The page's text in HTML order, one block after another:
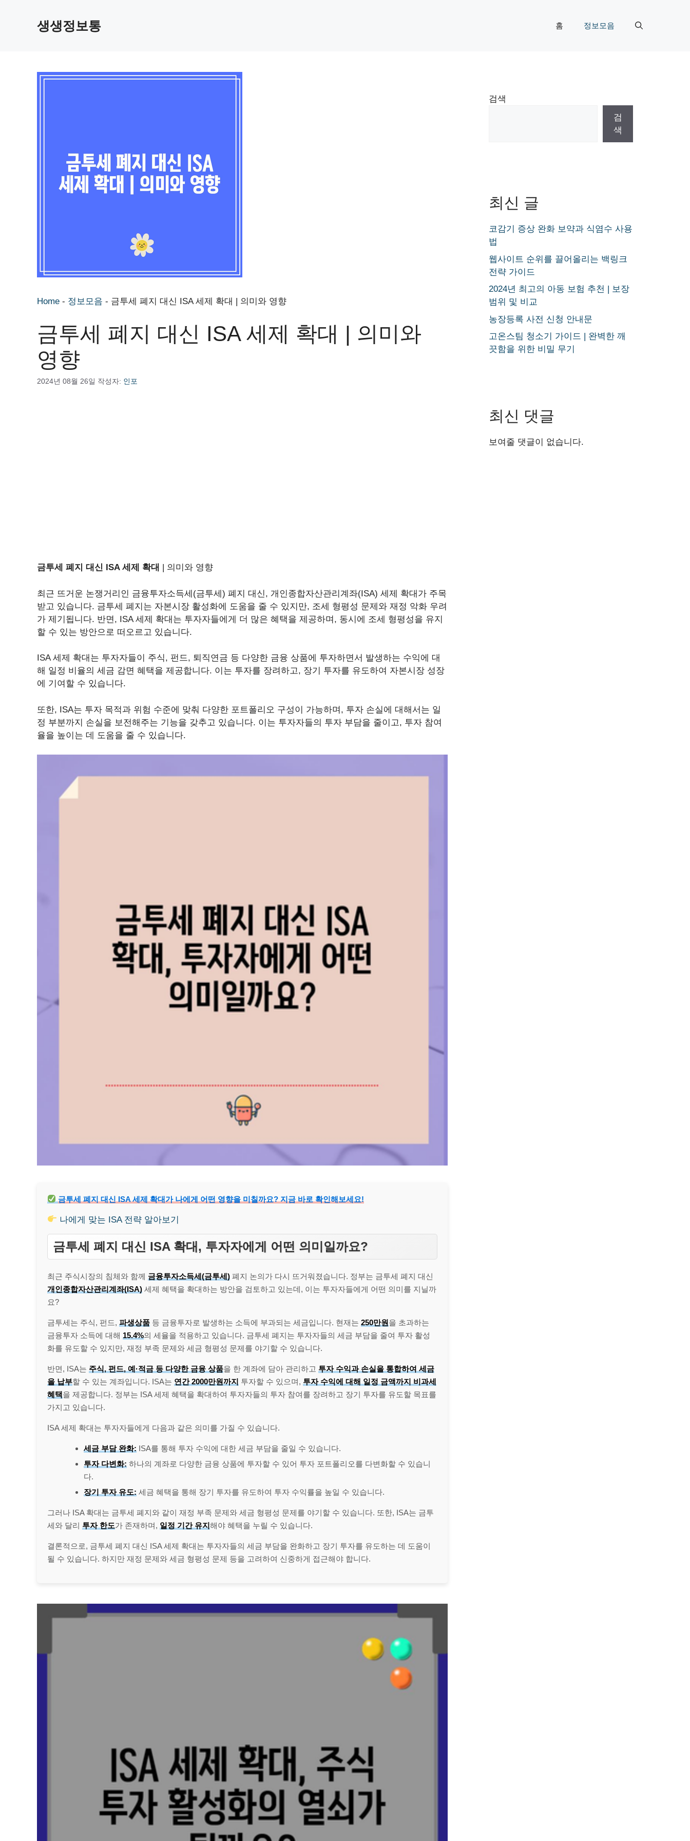
생생정보통 홈 정보모음
Home - 정보모음 - 금투세 폐지 대신 ISA 세제 확대 | 의미와 영향
금투세 폐지 대신 ISA 세제 확대 | 의미와
영향
2024년 08월 26일 작성자: 인포
금투세 폐지 대신 ISA 세제 확대 | 의미와 영향
최근 뜨거운 논쟁거리인 금융투자소득세(금투세) 폐지 대신, 개인종합자산관리계좌(ISA) 세제 확대가 주목
받고 있습니다. 금투세 폐지는 자본시장 활성화에 도움을 줄 수 있지만, 조세 형평성 문제와 재정 악화 우려
가 제기됩니다. 반면, ISA 세제 확대는 투자자들에게 더 많은 혜택을 제공하며, 동시에 조세 형평성을 유지
할 수 있는 방안으로 떠오르고 있습니다.
ISA 세제 확대는 투자자들이 주식, 펀드, 퇴직연금 등 다양한 금융 상품에 투자하면서 발생하는 수익에 대
해 일정 비율의 세금 감면 혜택을 제공합니다. 이는 투자를 장려하고, 장기 투자를 유도하여 자본시장 성장
에 기여할 수 있습니다.
또한, ISA는 투자 목적과 위험 수준에 맞춰 다양한 포트폴리오 구성이 가능하며, 투자 손실에 대해서는 일
정 부분까지 손실을 보전해주는 기능을 갖추고 있습니다. 이는 투자자들의 투자 부담을 줄이고, 투자 참여
율을 높이는 데 도움을 줄 수 있습니다.
금투세 폐지 대신 ISA 세제 확대가 나에게 어떤 영향을 미칠까요? 지금 바로 확인해보세요!
나에게 맞는 ISA 전략 알아보기
금투세 폐지 대신 ISA 확대, 투자자에게 어떤 의미일까요?
최근 주식시장의 침체와 함께 금융투자소득세(금투세) 폐지 논의가 다시 뜨거워졌습니다. 정부는 금투세 폐지 대신
개인종합자산관리계좌(ISA) 세제 혜택을 확대하는 방안을 검토하고 있는데, 이는 투자자들에게 어떤 의미를 지닐까
요?
금투세는 주식, 펀드, 파생상품 등 금융투자로 발생하는 소득에 부과되는 세금입니다. 현재는 250만원을 초과하는
금융투자 소득에 대해 15.4%의 세율을 적용하고 있습니다. 금투세 폐지는 투자자들의 세금 부담을 줄여 투자 활성
화를 유도할 수 있지만, 재정 부족 문제와 세금 형평성 문제를 야기할 수 있습니다.
반면, ISA는 주식, 펀드, 예·적금 등 다양한 금융 상품을 한 계좌에 담아 관리하고 투자 수익과 손실을 통합하여 세금
을 납부할 수 있는 계좌입니다. ISA는 연간 2000만원까지 투자할 수 있으며, 투자 수익에 대해 일정 금액까지 비과세
혜택을 제공합니다. 정부는 ISA 세제 혜택을 확대하여 투자자들의 투자 참여를 장려하고 장기 투자를 유도할 목표를
가지고 있습니다.
ISA 세제 확대는 투자자들에게 다음과 같은 의미를 가질 수 있습니다.
세금 부담 완화: ISA를 통해 투자 수익에 대한 세금 부담을 줄일 수 있습니다.
투자 다변화: 하나의 계좌로 다양한 금융 상품에 투자할 수 있어 투자 포트폴리오를 다변화할 수 있습니
다.
장기 투자 유도: 세금 혜택을 통해 장기 투자를 유도하여 투자 수익률을 높일 수 있습니다.
그러나 ISA 확대는 금투세 폐지와 같이 재정 부족 문제와 세금 형평성 문제를 야기할 수 있습니다. 또한, ISA는 금투
세와 달리 투자 한도가 존재하며, 일정 기간 유지해야 혜택을 누릴 수 있습니다.
결론적으로, 금투세 폐지 대신 ISA 세제 확대는 투자자들의 세금 부담을 완화하고 장기 투자를 유도하는 데 도움이
될 수 있습니다. 하지만 재정 문제와 세금 형평성 문제 등을 고려하여 신중하게 접근해야 합니다.
검색
검
색
최신 글
코감기 증상 완화 보약과 식염수 사용
법
웹사이트 순위를 끌어올리는 백링크
전략 가이드
2024년 최고의 아동 보험 추천 | 보장
범위 및 비교
농장등록 사전 신청 안내문
고온스팀 청소기 가이드 | 완벽한 깨
끗함을 위한 비밀 무기
최신 댓글
보여줄 댓글이 없습니다.